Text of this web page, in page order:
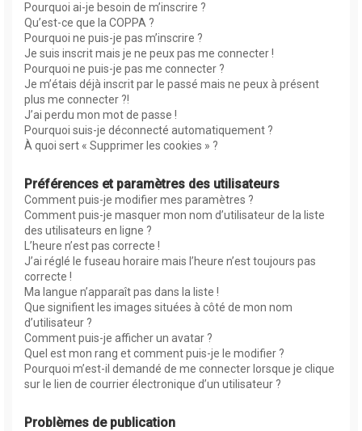
Pourquoi ai-je besoin de m’inscrire ?
Qu’est-ce que la COPPA ?
Pourquoi ne puis-je pas m’inscrire ?
Je suis inscrit mais je ne peux pas me connecter !
Pourquoi ne puis-je pas me connecter ?
Je m’étais déjà inscrit par le passé mais ne peux à présent
plus me connecter ?!
J’ai perdu mon mot de passe !
Pourquoi suis-je déconnecté automatiquement ?
À quoi sert « Supprimer les cookies » ?
Préférences et paramètres des utilisateurs
Comment puis-je modifier mes paramètres ?
Comment puis-je masquer mon nom d’utilisateur de la liste
des utilisateurs en ligne ?
L’heure n’est pas correcte !
J’ai réglé le fuseau horaire mais l’heure n’est toujours pas
correcte !
Ma langue n’apparaît pas dans la liste !
Que signifient les images situées à côté de mon nom
d’utilisateur ?
Comment puis-je afficher un avatar ?
Quel est mon rang et comment puis-je le modifier ?
Pourquoi m’est-il demandé de me connecter lorsque je clique
sur le lien de courrier électronique d’un utilisateur ?
Problèmes de publication